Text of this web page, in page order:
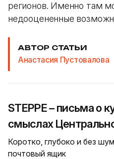
регионов. Именно там
недооцененные
АВТОР СТАТЬИ
Анастасия Пустовалова
STEPPE – письма о
смыслах
Коротко, глубоко и без
почтовый ящик